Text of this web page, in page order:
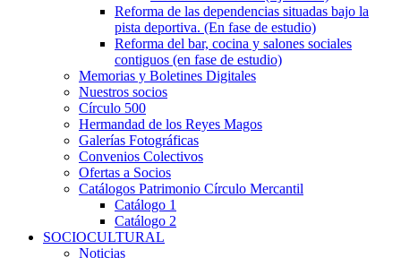
Reforma de las dependencias situadas bajo la
pista deportiva. (En fase de estudio)
Reforma del bar, cocina y salones sociales
contiguos (en fase de estudio)
Memorias y Boletines Digitales
Nuestros socios
Círculo 500
Hermandad de los Reyes Magos
Galerías Fotográficas
Convenios Colectivos
Ofertas a Socios
Catálogos Patrimonio Círculo Mercantil
Catálogo 1
Catálogo 2
SOCIOCULTURAL
Noticias